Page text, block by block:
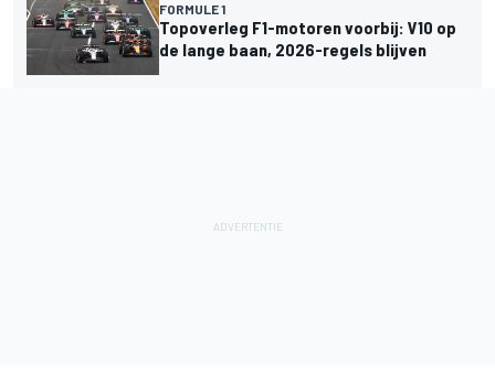
FORMULE 1
Topoverleg F1-motoren voorbij: V10 op
de lange baan, 2026-regels blijven